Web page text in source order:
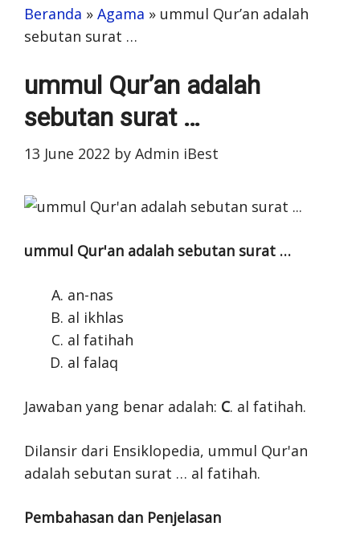
Beranda » Agama » ummul Qur’an adalah
sebutan surat …
ummul Qur’an adalah
sebutan surat …
13 June 2022 by Admin iBest
ummul Qur'an adalah sebutan surat …
an-nas
al ikhlas
al fatihah
al falaq
Jawaban yang benar adalah: C. al fatihah.
Dilansir dari Ensiklopedia, ummul Qur'an
adalah sebutan surat … al fatihah.
Pembahasan dan Penjelasan